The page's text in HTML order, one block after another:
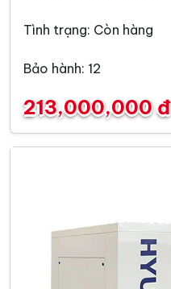
Tình trạng: Còn hàng
Bảo hành: 12
213,000,000 đ